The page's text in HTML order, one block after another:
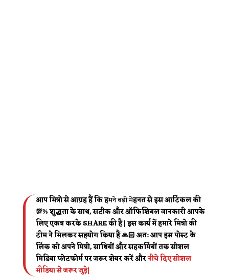
आप मित्रो से आग्रह हैं कि हमने बड़ी मेहनत से इस आर्टिकल की
💯% शुद्धता के साथ, सटीक और ऑफिशियल जानकारी आपके
लिए एकत्र करके SHARE की हैं | इस कार्य में हमारे मित्रो की
टीम ने मिलकर सहयोग किया हैं 🙏🏻 अत: आप इस पोस्ट के
लिंक को अपने मित्रो, साथियों और सहकर्मियों तक सोशल
मिडिया प्लेटफोर्म पर जरूर शेयर करें औरनीचे दिए सोशल
मीडिया से जरूर जुड़े|